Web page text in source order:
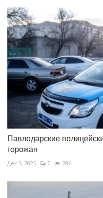
Павлодарские
горожан
Дек 5, 2025 0 286